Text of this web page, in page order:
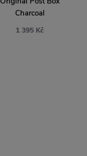
Charcoal
1 395 Kč